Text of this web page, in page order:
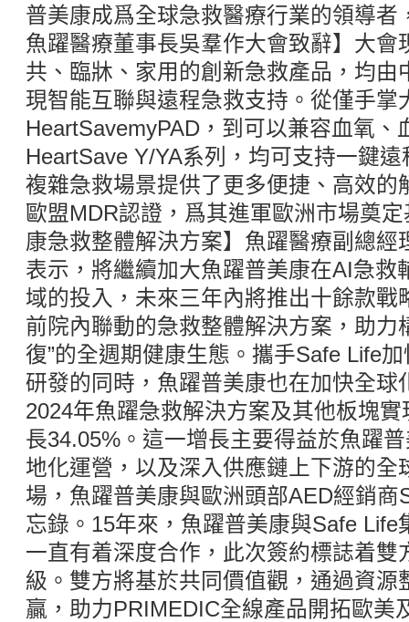
普美康成爲全球急救醫療行業的領導者
魚躍醫療董事長吳羣作大會致辭】大會
共、臨牀、家用的創新急救產品，均由
現智能互聯與遠程急救支持。從僅手掌
HeartSavemyPAD，到可以兼容血氧、
HeartSave Y/YA系列，均可支持一鍵
複雜急救場景提供了更多便捷、高效的
歐盟MDR認證，爲其進軍歐洲市場奠
康急救整體解決方案】魚躍醫療副總經
表示，將繼續加大魚躍普美康在AI急救
域的投入，未來三年內將推出十餘款戰
前院內聯動的急救整體解決方案，助力
復”的全週期健康生態。攜手Safe Life
研發的同時，魚躍普美康也在加快全球
2024年魚躍急救解決方案及其他板塊
長34.05%。這一增長主要得益於魚躍
地化運營，以及深入供應鏈上下游的全
場，魚躍普美康與歐洲頭部AED經銷商
忘錄。15年來，魚躍普美康與Safe Life
一直有着深度合作，此次簽約標誌着雙
級。雙方將基於共同價值觀，通過資源
贏，助力PRIMEDIC全線產品開拓歐美